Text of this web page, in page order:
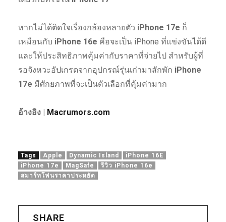
หากไม่ได้ติดใจเรื่องกล้องหลายตัว iPhone 17e ก็
เหมือนกับ iPhone 16e คือจะเป็น iPhone ที่แข่งขันได้ดี
และให้ประสิทธิภาพคุ้มค่ากับราคาที่จ่ายไป สำหรับผู้ที่
รอจังหวะอัปเกรดจากอุปกรณ์รุ่นเก่ามาสักพัก iPhone
17e มีศักยภาพที่จะเป็นตัวเลือกที่คุ้มค่ามาก
อ้างอิง | Macrumors.com
Tags Apple Dynamic Island
iPhone 16E
iPhone 17e
MagSafe
รีวิว iPhone 16e
สมาร์ทโฟนราคาประหยัด
SHARE